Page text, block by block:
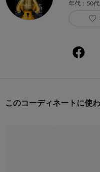
年代：50代
このコーディネートに使